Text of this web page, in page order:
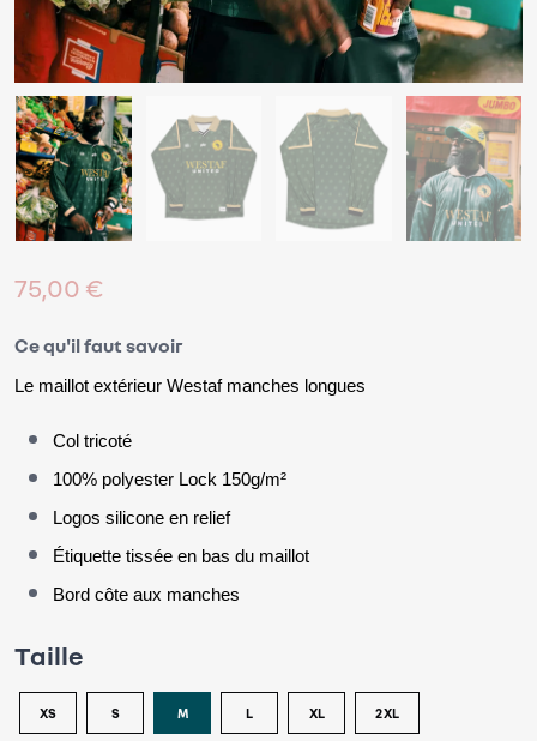
75,00 €
Ce qu'il faut savoir
Le maillot extérieur Westaf manches longues
Col tricoté
100% polyester Lock 150g/m²
Logos silicone en relief
Étiquette tissée en bas du maillot
Bord côte aux manches
Taille
XS S M L XL 2XL